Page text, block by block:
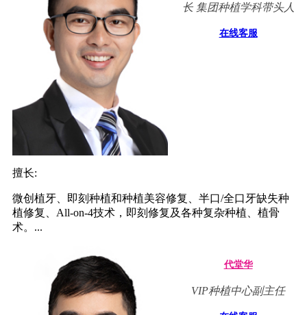
长 集团种植学科带头人
在线客服
擅长:
微创植牙、即刻种植和种植美容修复、半口/全口牙缺失种
植修复、All-on-4技术，即刻修复及各种复杂种植、植骨
术。...
代堂华
VIP种植中心副主任